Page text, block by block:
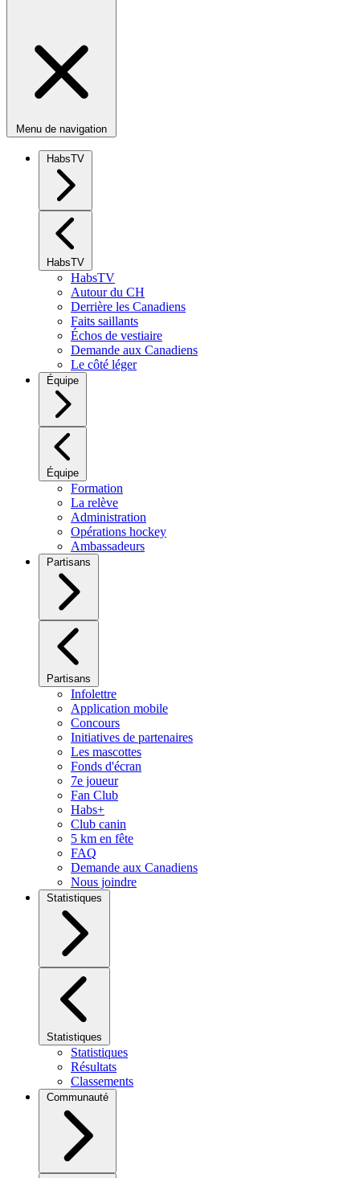
Menu de navigation
HabsTV
HabsTV
HabsTV
Autour du CH
Derrière les Canadiens
Faits saillants
Échos de vestiaire
Demande aux Canadiens
Le côté léger
Équipe
Équipe
Formation
La relève
Administration
Opérations hockey
Ambassadeurs
Partisans
Partisans
Infolettre
Application mobile
Concours
Initiatives de partenaires
Les mascottes
Fonds d'écran
7e joueur
Fan Club
Habs+
Club canin
5 km en fête
FAQ
Demande aux Canadiens
Nous joindre
Statistiques
Statistiques
Statistiques
Résultats
Classements
Communauté